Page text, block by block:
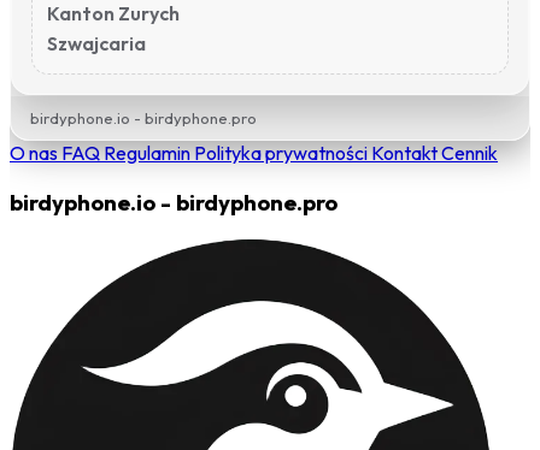
Kanton Zurych
Szwajcaria
birdyphone.io - birdyphone.pro
O nasFAQRegulaminPolityka prywatnościKontaktCennik
birdyphone.io - birdyphone.pro